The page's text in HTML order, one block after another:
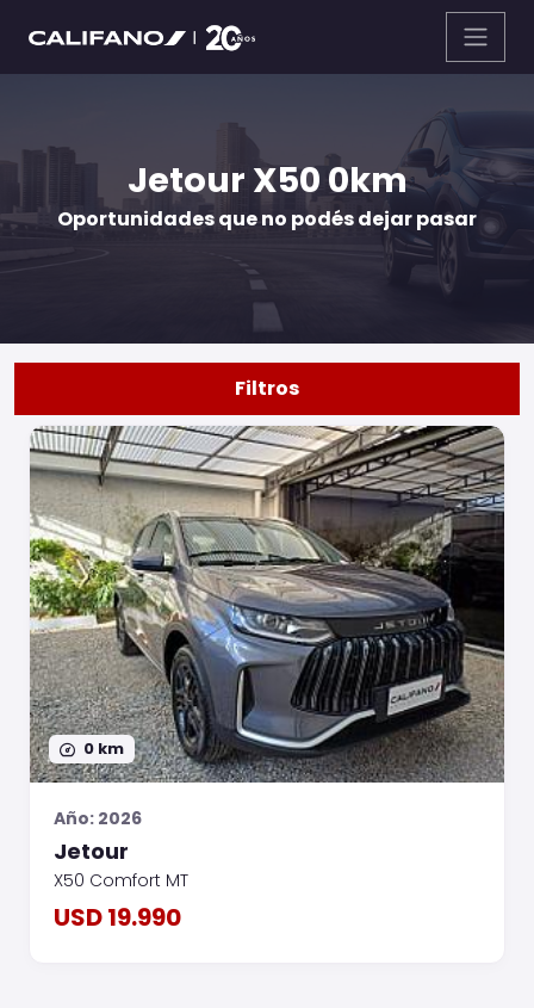
Jetour X50 0km
Oportunidades que no podés dejar pasar
Filtros
0 km
Año: 2026
Jetour
X50 Comfort MT
USD 19.990